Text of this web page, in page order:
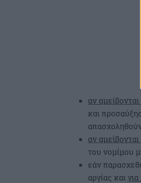
αν
και
αν
του νομίμου
εάν
αργίας και